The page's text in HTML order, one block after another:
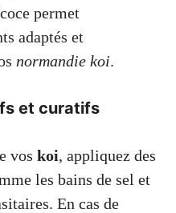
permet
adaptés et
normandie koi.
et curatifs
vos koi, appliquez des
les bains de sel et
En cas de